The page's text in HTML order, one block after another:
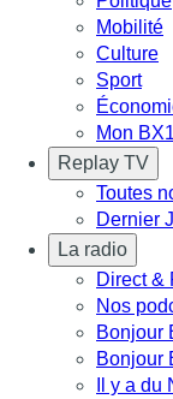
Mobilité
Culture
Sport
Mon BX1
Replay TV
Toutes
Dernier
La radio
Direct &
Nos
Bonjour
Bonjour
Il y a du